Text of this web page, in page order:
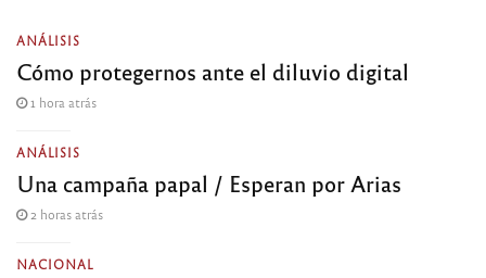
ANÁLISIS
Cómo protegernos ante el diluvio digital
1 hora atrás
ANÁLISIS
Una campaña papal / Esperan por Arias
2 horas atrás
NACIONAL